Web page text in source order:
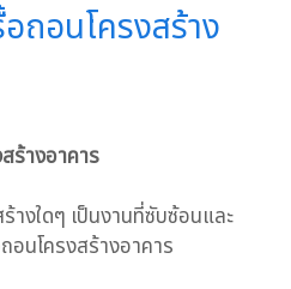
ถอนโครงสร้าง
ร้างอาคาร
างใดๆ เป็นงานที่ซับซ้อนและ
นโครงสร้างอาคาร